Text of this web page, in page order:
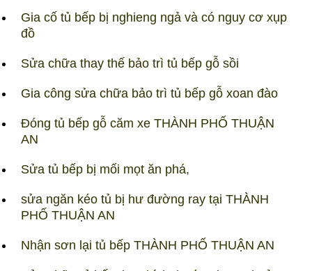
Gia cố tủ bếp bị nghieng ngả và có nguy cơ xụp
đồ
Sửa chữa thay thế bảo trì tủ bếp gỗ sồi
Gia công sửa chữa bảo trì tủ bếp gỗ xoan đào
Đóng tủ bếp gỗ căm xe THÀNH PHỐ THUẬN
AN
Sửa tủ bếp bị mối mọt ăn phá,
sửa ngăn kéo tủ bị hư đường ray tại THÀNH
PHỐ THUẬN AN
Nhận sơn lại tủ bếp THÀNH PHỐ THUẬN AN